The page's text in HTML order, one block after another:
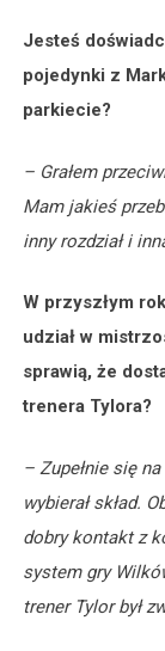
Jesteś
pojedynki z
parkiecie?
– Grałem
Mam jakieś
inny rozdział i
W przyszłym
udział w
sprawią, że
trenera Tylora?
– Zupełnie się
wybierał skład.
dobry kontakt z
system gry
trener Tylor był